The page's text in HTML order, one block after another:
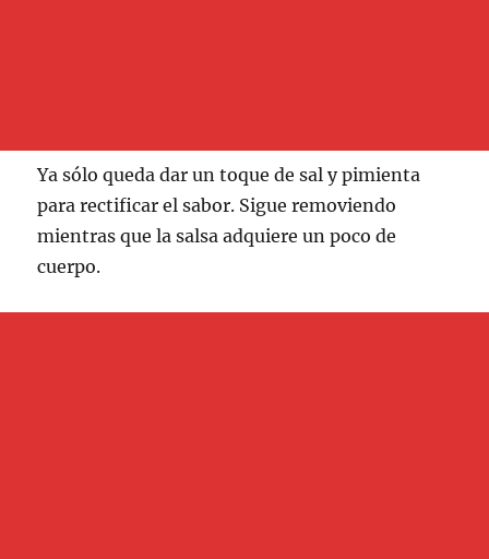
Ya sólo queda dar un toque de sal y pimienta
para rectificar el sabor. Sigue removiendo
mientras que la salsa adquiere un poco de
cuerpo.